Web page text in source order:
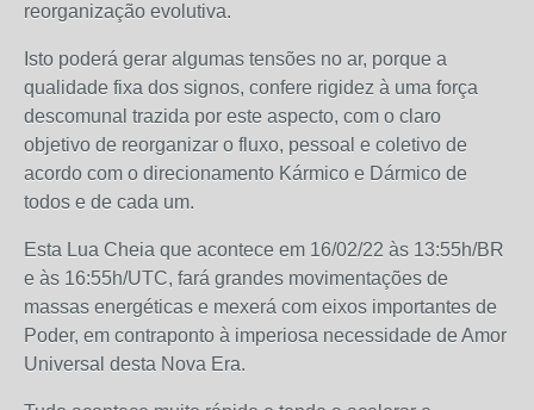
reorganização evolutiva.
Isto poderá gerar algumas tensões no ar, porque a
qualidade fixa dos signos, confere rigidez à uma força
descomunal trazida por este aspecto, com o claro
objetivo de reorganizar o fluxo, pessoal e coletivo de
acordo com o direcionamento Kármico e Dármico de
todos e de cada um.
Esta Lua Cheia que acontece em 16/02/22 às 13:55h/BR
e às 16:55h/UTC, fará grandes movimentações de
massas energéticas e mexerá com eixos importantes de
Poder, em contraponto à imperiosa necessidade de Amor
Universal desta Nova Era.